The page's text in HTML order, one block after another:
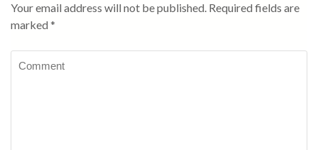
Your email address will not be published. Required fields are
marked *
Comment